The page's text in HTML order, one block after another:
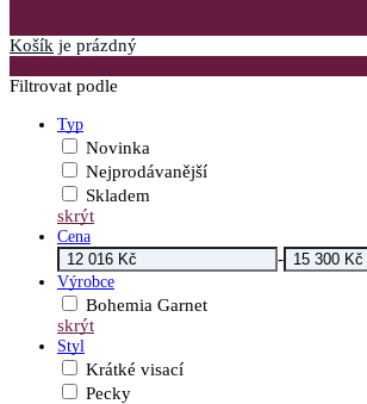
Košík je prázdný
Filtrovat podle
Typ
Novinka
Nejprodávanější
Skladem
skrýt
Cena
-
Výrobce
Bohemia Garnet
skrýt
Styl
Krátké visací
Pecky